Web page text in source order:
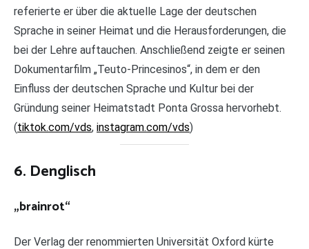
referierte er über die aktuelle Lage der deutschen
Sprache in seiner Heimat und die Herausforderungen, die
bei der Lehre auftauchen. Anschließend zeigte er seinen
Dokumentarfilm „Teuto-Princesinos“, in dem er den
Einfluss der deutschen Sprache und Kultur bei der
Gründung seiner Heimatstadt Ponta Grossa hervorhebt.
(tiktok.com/vds, instagram.com/vds)
6. Denglisch
„brainrot“
Der Verlag der renommierten Universität Oxford kürte